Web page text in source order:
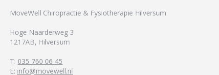
MoveWell Chiropractie & Fysiotherapie Hilversum
Hoge Naarderweg 3
1217AB, Hilversum
T: 035 760 06 45
E: info@movewell.nl